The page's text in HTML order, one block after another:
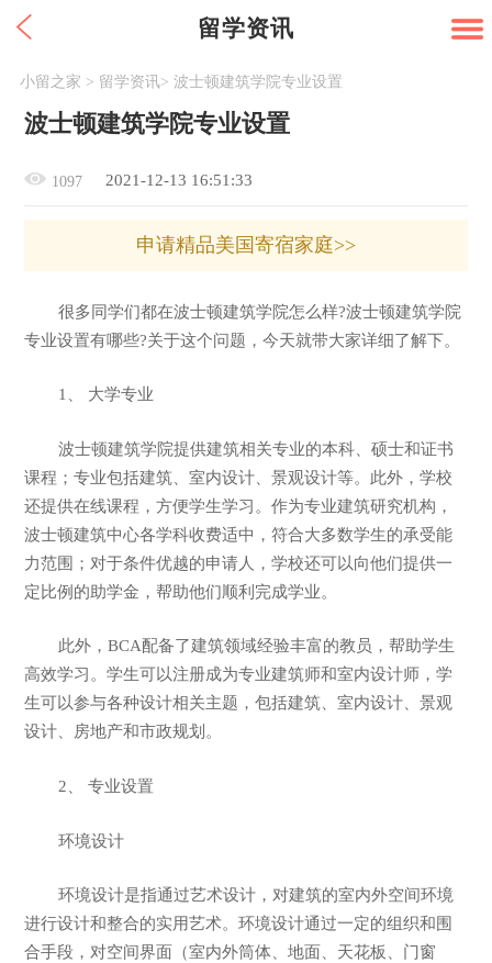
留学资讯
小留之家 > 留学资讯> 波士顿建筑学院专业设置
波士顿建筑学院专业设置
1097 2021-12-13 16:51:33
申请精品美国寄宿家庭>>
很多同学们都在波士顿建筑学院怎么样?波士顿建筑学院
专业设置有哪些?关于这个问题，今天就带大家详细了解下。
1、 大学专业
波士顿建筑学院提供建筑相关专业的本科、硕士和证书
课程；专业包括建筑、室内设计、景观设计等。此外，学校
还提供在线课程，方便学生学习。作为专业建筑研究机构，
波士顿建筑中心各学科收费适中，符合大多数学生的承受能
力范围；对于条件优越的申请人，学校还可以向他们提供一
定比例的助学金，帮助他们顺利完成学业。
此外，BCA配备了建筑领域经验丰富的教员，帮助学生
高效学习。学生可以注册成为专业建筑师和室内设计师，学
生可以参与各种设计相关主题，包括建筑、室内设计、景观
设计、房地产和市政规划。
2、 专业设置
环境设计
环境设计是指通过艺术设计，对建筑的室内外空间环境
进行设计和整合的实用艺术。环境设计通过一定的组织和围
合手段，对空间界面（室内外筒体、地面、天花板、门窗